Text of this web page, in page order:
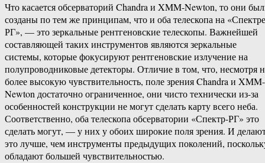
Что касается обсерваторий Chandra и XMM-Newton, то они
созданы по тем же принципам, что и оба телескопа на
РГ», — это зеркальные рентгеновские телескопы. Важнейшей
составляющей таких инструментов являются зеркальные
системы, которые фокусируют рентгеновские излучение на
полупроводниковые детекторы. Отличие в том, что, несмотря
более высокую чувствительность, поле зрения Chandra и XMM-
Newton достаточно ограниченное, они чисто технически из-за
особенностей конструкции не могут сделать карту всего неба.
Соответственно, оба телескопа обсерватории «Спектр-РГ» это
сделать могут, — у них у обоих широкие поля зрения. И
это лучше, чем инструменты предыдущих поколений,
обладают большей чувствительностью.